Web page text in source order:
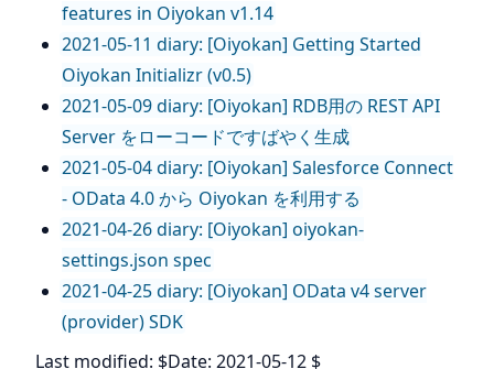
features in Oiyokan v1.14
2021-05-11 diary: [Oiyokan] Getting Started
Oiyokan Initializr (v0.5)
2021-05-09 diary: [Oiyokan] RDB用の REST API
Server をローコードですばやく生成
2021-05-04 diary: [Oiyokan] Salesforce Connect
- OData 4.0 から Oiyokan を利用する
2021-04-26 diary: [Oiyokan] oiyokan-
settings.json spec
2021-04-25 diary: [Oiyokan] OData v4 server
(provider) SDK
Last modified: $Date: 2021-05-12 $